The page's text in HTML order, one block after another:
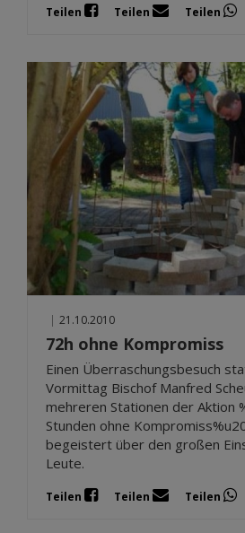
Teilen Teilen Teilen
| 21.10.2010
72h ohne Kompromiss
Einen Überraschungsbesuch
Vormittag Bischof Manfred
mehreren Stationen der Aktion
Stunden ohne
begeistert über den großen
Leute.
Teilen Teilen Teilen